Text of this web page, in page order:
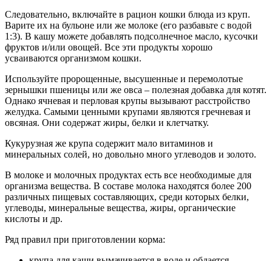
Следовательно, включайте в рацион кошки блюда из круп.
Варите их на бульоне или же молоке (его разбавьте с водой
1:3). В кашу можете добавлять подсолнечное масло, кусочки
фруктов и/или овощей. Все эти продукты хорошо
усваиваются организмом кошки.
Используйте пророщенные, высушенные и перемолотые
зернышки пшеницы или же овса – полезная добавка для котят.
Однако ячневая и перловая крупы вызывают расстройство
желудка. Самыми ценными крупами являются гречневая и
овсяная. Они содержат жиры, белки и клетчатку.
Кукурузная же крупа содержит мало витаминов и
минеральных солей, но довольно много углеводов и золото.
В молоке и молочных продуктах есть все необходимые для
организма вещества. В составе молока находятся более 200
различных пищевых составляющих, среди которых белки,
углеводы, минеральные вещества, жиры, органические
кислоты и др.
Ряд правил при приготовлении корма: